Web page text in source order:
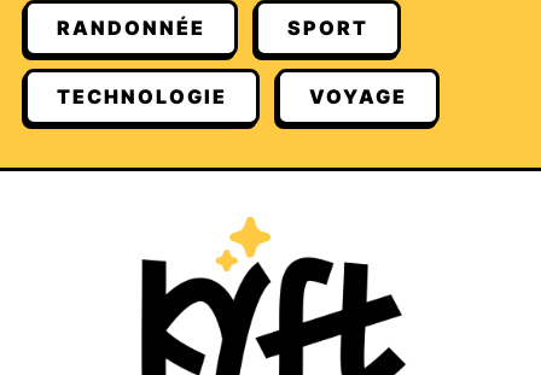
RANDONNÉE SPORT
TECHNOLOGIE VOYAGE